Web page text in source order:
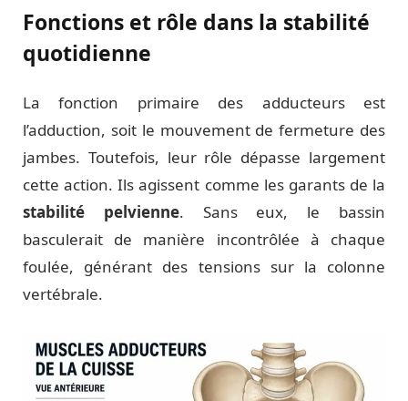
Fonctions et rôle dans la stabilité
quotidienne
La fonction primaire des adducteurs est
l’adduction, soit le mouvement de fermeture des
jambes. Toutefois, leur rôle dépasse largement
cette action. Ils agissent comme les garants de la
stabilité pelvienne. Sans eux, le bassin
basculerait de manière incontrôlée à chaque
foulée, générant des tensions sur la colonne
vertébrale.